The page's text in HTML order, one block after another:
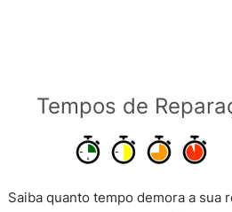
Tempos de
Saiba quanto tempo demora a sua